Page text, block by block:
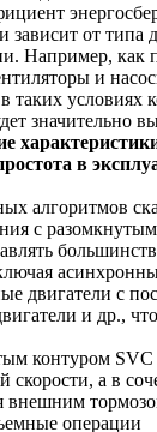
зависит от типа
Например, как
и
таких условиях
значительно
в
алгоритмов
с
двигатели с
и др.,
контуром SVC
скорости, а в
внешним
операции